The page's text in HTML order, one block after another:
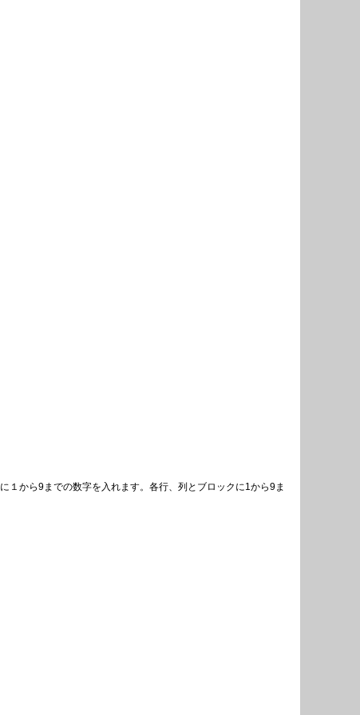
１から9までの数字を入れます。各行、列とブロックに1から9ま